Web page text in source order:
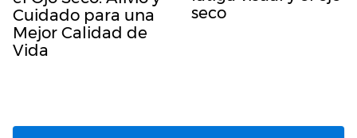
Cuidado para una
Mejor Calidad de
Vida
seco